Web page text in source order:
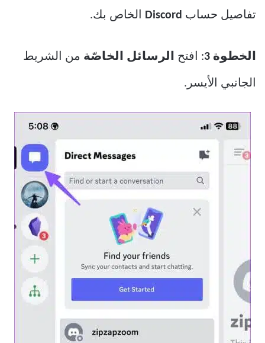
تفاصيل حساب Discord الخاص بك.
الخطوة 3 : افتح الرسائل الخاصّة من الشريط
الجانبي الأيسر.